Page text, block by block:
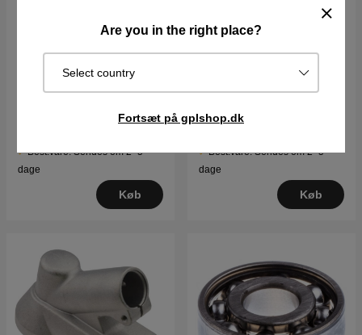
Are you in the right place?
Select country
Fortsæt på gplshop.dk
Best.vare. Sendes om 2–5
dage
Køb
133R m.fl
489DKK
Best.vare. Sendes om 2–5
dage
Køb